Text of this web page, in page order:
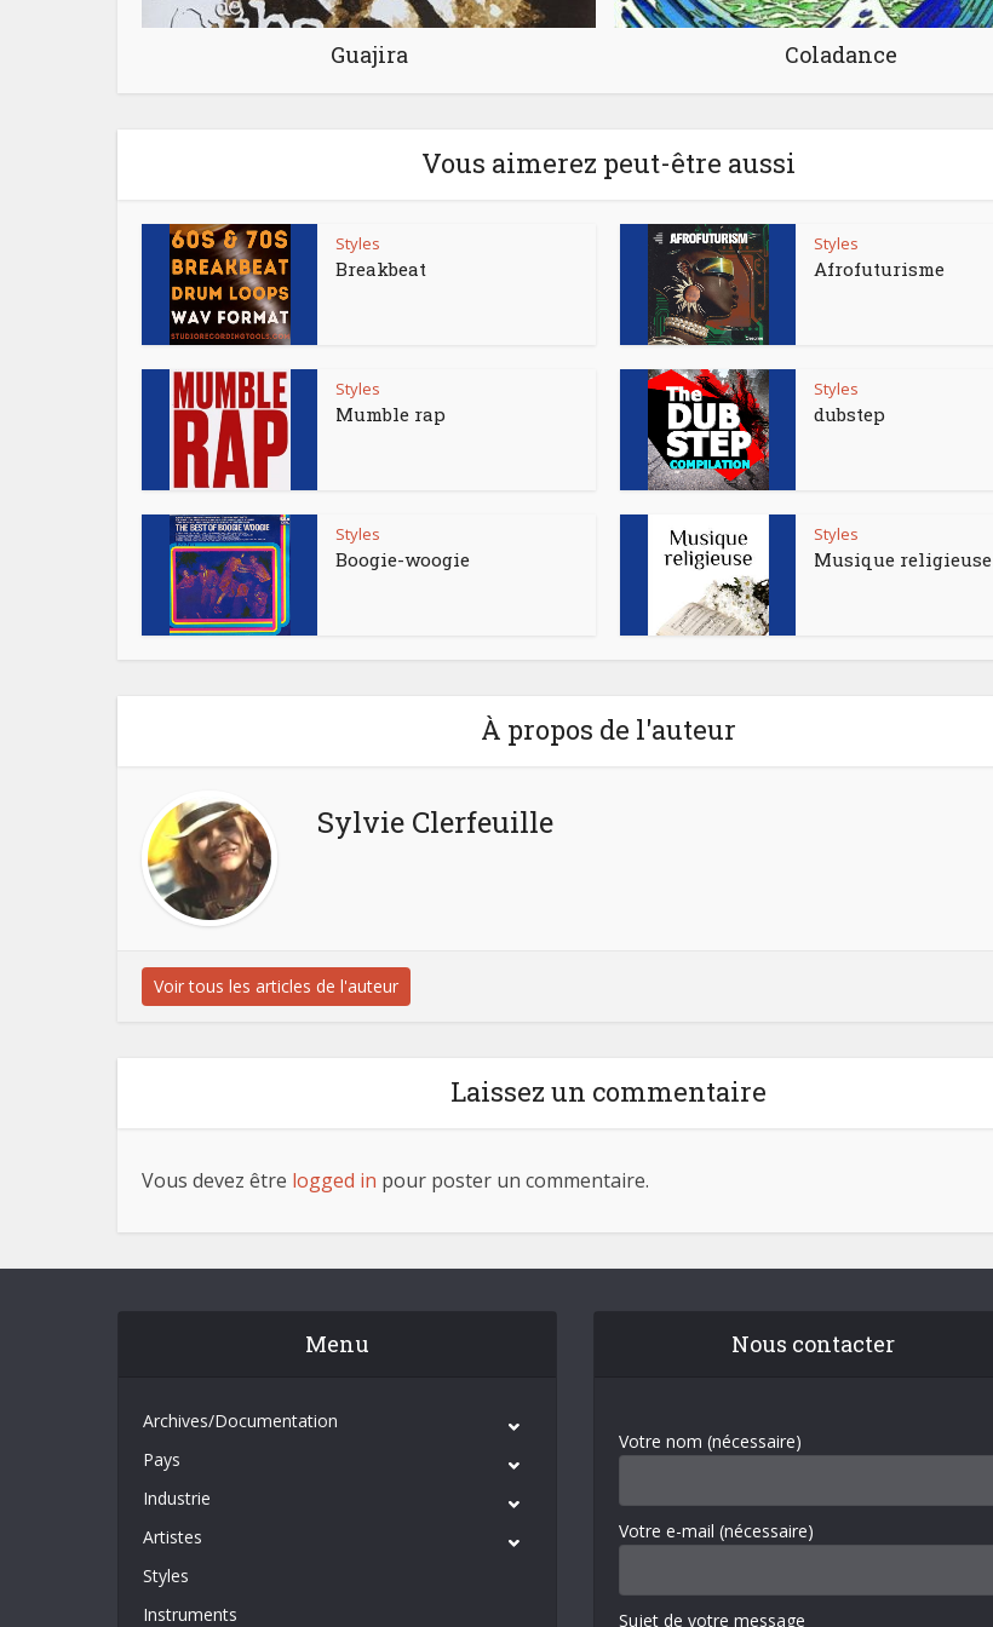
Guajira Coladance
Vous aimerez peut-être aussi
Styles
Breakbeat
Styles
Afrofuturisme
Styles
Mumble rap
Styles
dubstep
Styles
Boogie-woogie
Styles
Musique religieuse
À propos de l'auteur
Sylvie Clerfeuille
Voir tous les articles de l'auteur
Laissez un commentaire
Vous devez être logged in pour poster un commentaire.
Menu
Archives/Documentation
Pays
Industrie
Artistes
Styles
Instruments
Nous contacter
Votre nom (nécessaire)
Votre e-mail (nécessaire)
Sujet de votre message